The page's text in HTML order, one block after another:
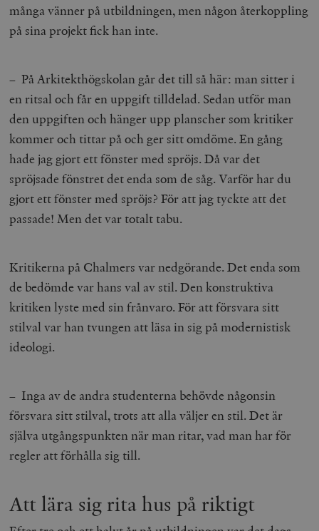
många vänner på utbildningen, men någon återkoppling
på sina projekt fick han inte.
– På Arkitekthögskolan går det till så här: man sitter i
en ritsal och får en uppgift tilldelad. Sedan utför man
den uppgiften och hänger upp planscher som kritiker
kommer och tittar på och ger sitt omdöme. En gång
hade jag gjort ett fönster med spröjs. Då var det
spröjsade fönstret det enda som de såg. Varför har du
gjort ett fönster med spröjs? För att jag tyckte att det
passade! Men det var totalt tabu.
Kritikerna på Chalmers var nedgörande. Det enda som
de bedömde var hans val av stil. Den konstruktiva
kritiken lyste med sin frånvaro. För att försvara sitt
stilval var han tvungen att läsa in sig på modernistisk
ideologi.
– Inga av de andra studenterna behövde någonsin
försvara sitt stilval, trots att alla väljer en stil. Det är
själva utgångspunkten när man ritar, vad man har för
regler att förhålla sig till.
Att lära sig rita hus på riktigt